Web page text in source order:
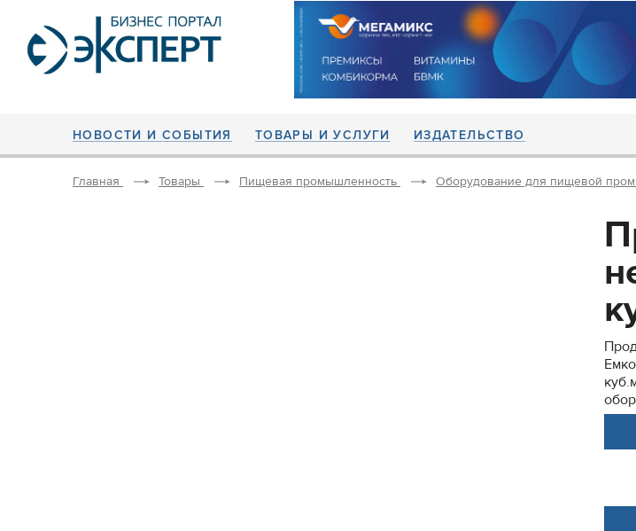
НОВОСТИ И СОБЫТИЯ ТОВАРЫ И УСЛУГИ ИЗДАТЕЛЬСТВО
Главная Товары Пищевая промышленность Оборудование для пищевой